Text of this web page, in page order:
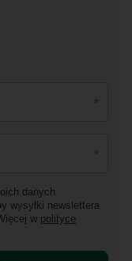
danych
wysyłki newslettera
w polityce